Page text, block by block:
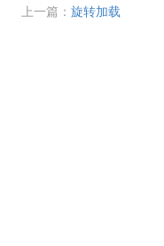
上一篇： 旋转加载